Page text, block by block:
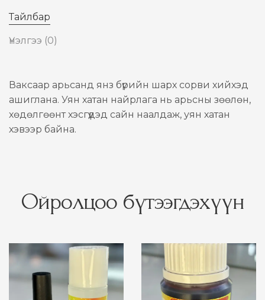
Тайлбар
Үнэлгээ (0)
Ваксаар арьсанд янз бүрийн шарх сорви хийхэд
ашиглана. Уян хатан найрлага нь арьсны зөөлөн,
хөдөлгөөнт хэсгүүдэд сайн наалдаж, уян хатан
хэвээр байна.
Ойролцоо бүтээгдэхүүн